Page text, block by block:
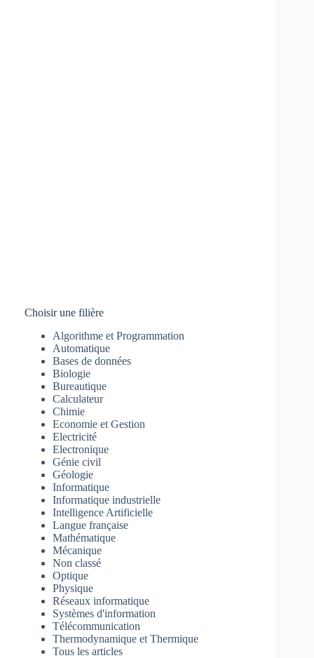
Choisir une filière
Algorithme et Programmation
Automatique
Bases de données
Biologie
Bureautique
Calculateur
Chimie
Economie et Gestion
Electricité
Electronique
Génie civil
Géologie
Informatique
Informatique industrielle
Intelligence Artificielle
Langue française
Mathématique
Mécanique
Non classé
Optique
Physique
Réseaux informatique
Systèmes d'information
Télécommunication
Thermodynamique et Thermique
Tous les articles